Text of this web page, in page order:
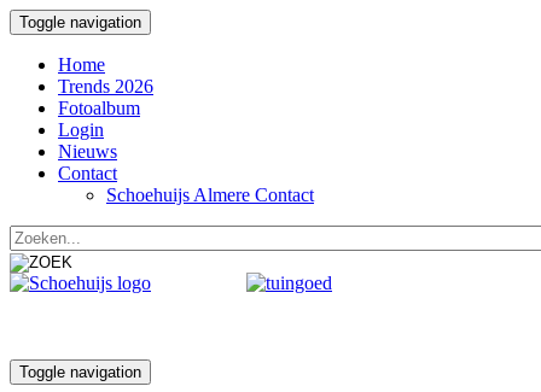
Toggle navigation
Home
Trends 2026
Fotoalbum
Login
Nieuws
Contact
Schoehuijs Almere Contact
Toggle navigation